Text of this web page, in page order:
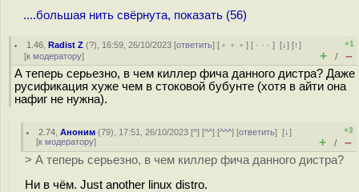
....большая нить свёрнута, показать (56)
1.46 ,Radist Z (?), 16:59, 26/10/2023 [ответить] [ ﹢﹢﹢] [ · · ·][↓] [↑]
[к модератору]
+1
+ / –
А теперь серьезно, в чем киллер фича данного дистра? Даже
русификация хуже чем в стоковой бубунте (хотя в айти она
нафиг не нужна).
2.74 ,Аноним (79), 17:51, 26/10/2023 [^] [^^] [^^^] [ответить][↓]
[к модератору]
+3
+ / –
> А теперь серьезно, в чем киллер фича данного дистра?
Ни в чём. Just another linux distro.